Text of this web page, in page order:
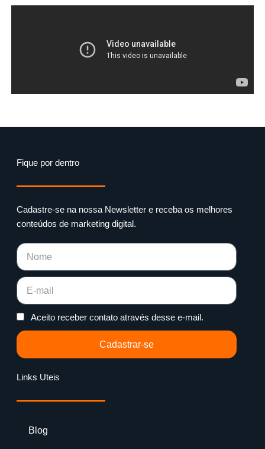
Fique por dentro
Cadastre-se na nossa Newsletter e receba os melhores
conteúdos de marketing digital.
Aceito receber contato através desse e-mail.
Cadastrar-se
Links Uteis
Blog